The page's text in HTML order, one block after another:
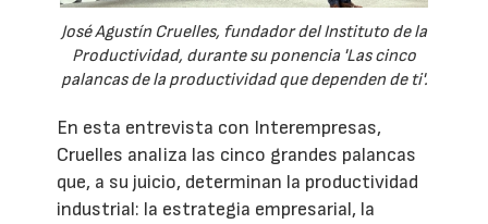
José Agustín Cruelles, fundador del Instituto de la
Productividad, durante su ponencia 'Las cinco
palancas de la productividad que dependen de ti'.
En esta entrevista con Interempresas,
Cruelles analiza las cinco grandes palancas
que, a su juicio, determinan la productividad
industrial: la estrategia empresarial, la